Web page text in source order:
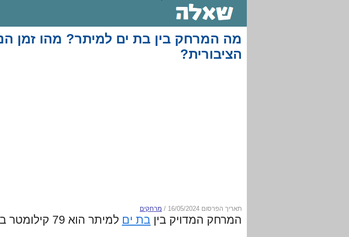
מה המרחק בין בת ים למיתר? מהו זמן
הציבורית?
תאריך הפרסום 16/05/2024 / מרחקים
המרחק המדויק בין בת ים למיתר הוא 79 קילומטר בקו ישר.